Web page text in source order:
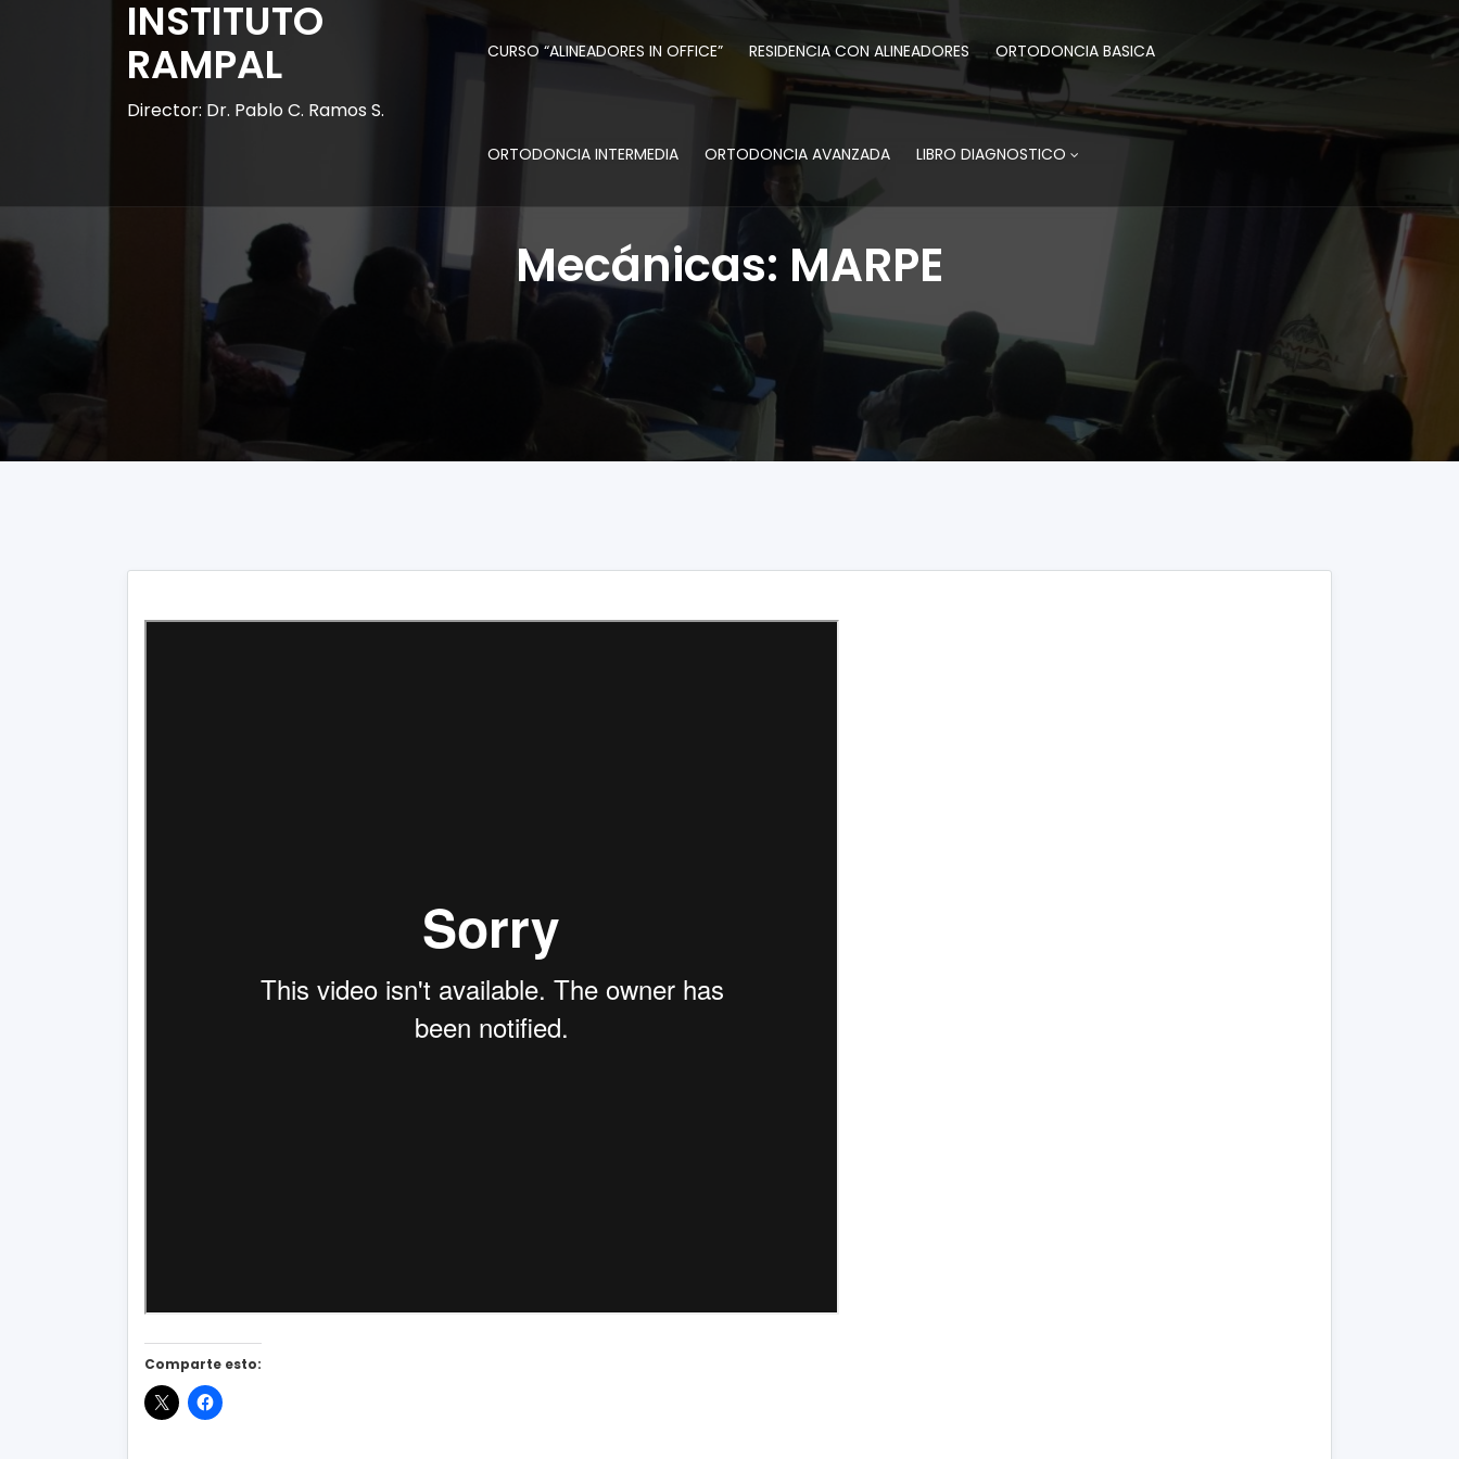
INSTITUTO
RAMPAL
Director: Dr. Pablo C. Ramos S.
CURSO “ALINEADORES IN OFFICE” RESIDENCIA CON ALINEADORES ORTODONCIA BASICA
ORTODONCIA INTERMEDIA ORTODONCIA AVANZADA LIBRO DIAGNOSTICO
Mecánicas: MARPE
Comparte esto: